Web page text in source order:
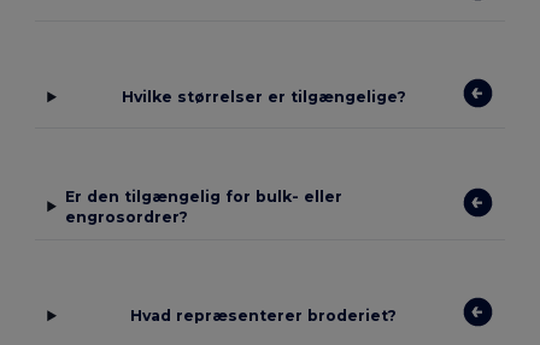
Hvilke størrelser er tilgængelige?
Er den tilgængelig for bulk- eller
engrosordrer?
Hvad repræsenterer broderiet?